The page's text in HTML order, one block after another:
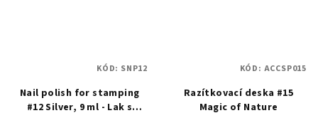
Nail polish for stamping
#12 Silver, 9 ml - Lak s
KÓD: SNP12
Razítkovací deska #15
Magic of Nature
KÓD: ACCSP015